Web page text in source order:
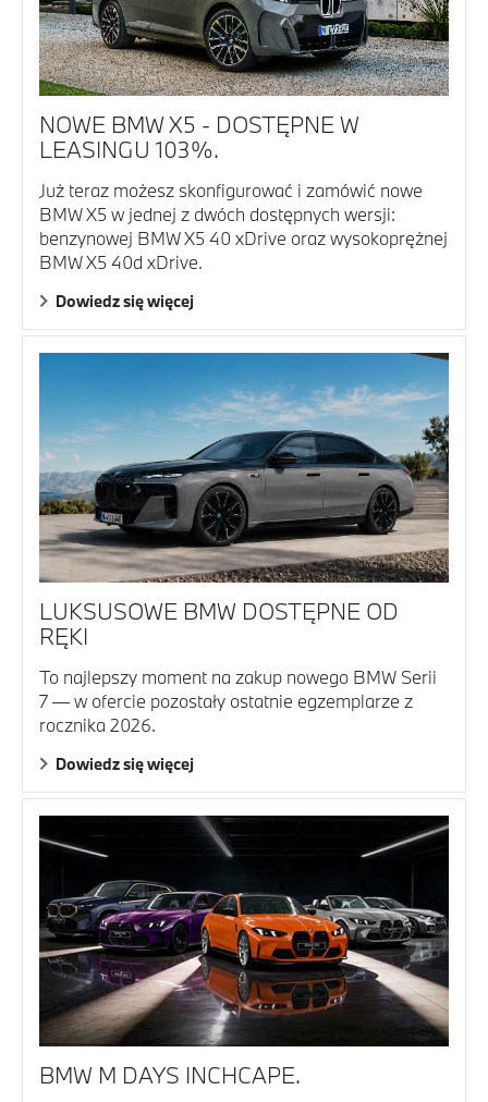
NOWE BMW X5 - DOSTĘPNE W
LEASINGU 103%.
Już teraz możesz skonfigurować i zamówić nowe
BMW X5 w jednej z dwóch dostępnych wersji:
benzynowej BMW X5 40 xDrive oraz wysokoprężnej
BMW X5 40d xDrive.
Dowiedz się więcej
LUKSUSOWE BMW DOSTĘPNE OD
RĘKI
To najlepszy moment na zakup nowego BMW Serii
7 — w ofercie pozostały ostatnie egzemplarze z
rocznika 2026.
Dowiedz się więcej
BMW M DAYS INCHCAPE.